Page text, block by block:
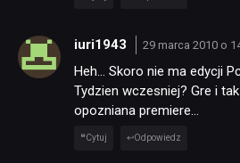
KULTURA
iuri1943 29 marca 2010 o
Heh… Skoro nie ma edycji
Tydzien wczesniej? Gre i
opozniana premiere…
Cytuj Odpowiedz